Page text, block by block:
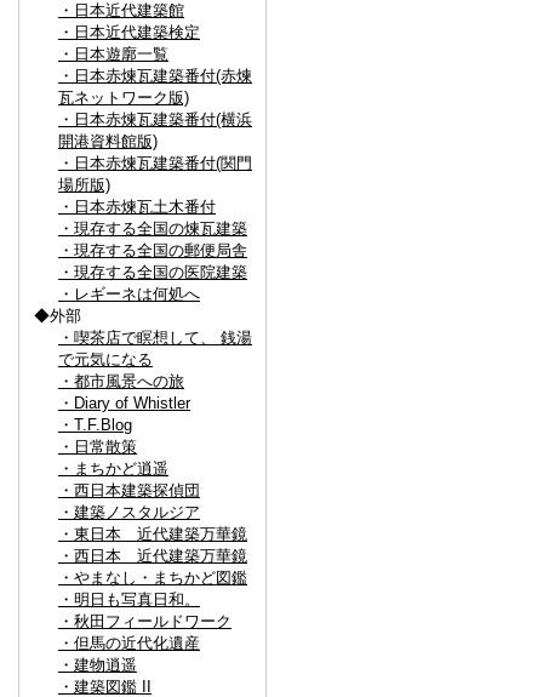
・日本近代建築館
・日本近代建築検定
・日本遊廓一覧
・日本赤煉瓦建築番付(赤煉
瓦ネットワーク版)
・日本赤煉瓦建築番付(横浜
開港資料館版)
・日本赤煉瓦建築番付(関門
場所版)
・日本赤煉瓦土木番付
・現存する全国の煉瓦建築
・現存する全国の郵便局舎
・現存する全国の医院建築
・レギーネは何処へ
◆外部
・喫茶店で瞑想して、 銭湯
で元気になる
・都市風景への旅
・Diary of Whistler
・T.F.Blog
・日常散策
・まちかど逍遥
・西日本建築探偵団
・建築ノスタルジア
・東日本 近代建築万華鏡
・西日本 近代建築万華鏡
・やまなし・まちかど図鑑
・明日も写真日和。
・秋田フィールドワーク
・但馬の近代化遺産
・建物逍遥
・建築図鑑 II